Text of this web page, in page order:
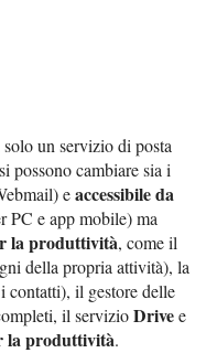
un servizio di posta
possono cambiare sia i
eaccessibile da
PC e app mobile) ma
la produttività, come il
della propria attività), la
contatti), il gestore delle
il servizioDrivee
la produttività.